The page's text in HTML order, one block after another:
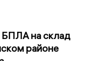
БПЛА на склад
районе